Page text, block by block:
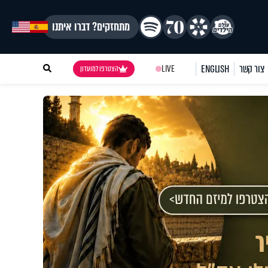
מתחזקים? דברו איתנו
צור קשר ENGLISH
LIVE הצטרפו למועדון